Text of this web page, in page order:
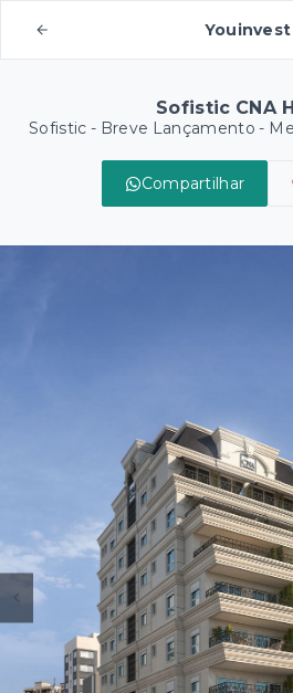
Youinvest
Sofistic CNA
Sofistic - Breve Lançamento -
Compartilhar